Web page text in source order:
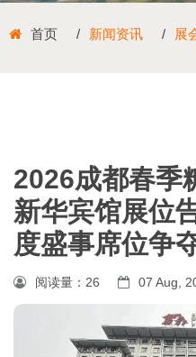
首页 新闻资讯 展
2026成都春季
新华宾馆展位
度盛事席位争
阅读量： 26 07 Aug,